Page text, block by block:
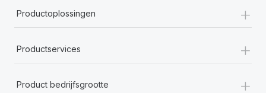
Productoplossingen +
Productservices +
Product bedrijfsgrootte +